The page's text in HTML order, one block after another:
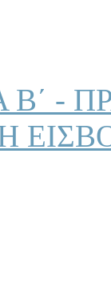
Β΄ -